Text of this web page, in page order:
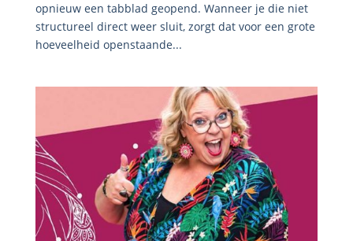
opnieuw een tabblad geopend. Wanneer je die niet
structureel direct weer sluit, zorgt dat voor een grote
hoeveelheid openstaande...